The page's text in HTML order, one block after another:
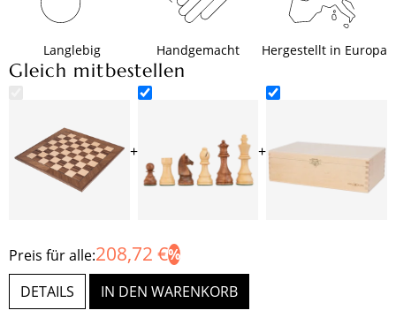
Langlebig Handgemacht Hergestellt in Europa
Gleich mitbestellen
+ +
Preis für alle:208,72 €
DETAILS IN DEN WARENKORB